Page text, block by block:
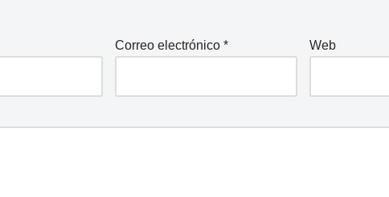
Correo electrónico* Web